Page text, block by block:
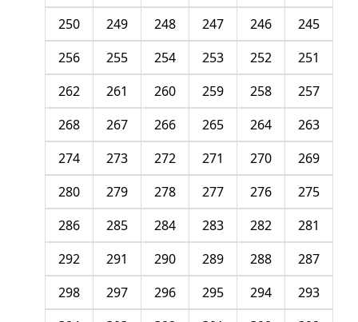
245
246
247
248
249
250
251
252
253
254
255
256
257
258
259
260
261
262
263
264
265
266
267
268
269
270
271
272
273
274
275
276
277
278
279
280
281
282
283
284
285
286
287
288
289
290
291
292
293
294
295
296
297
298